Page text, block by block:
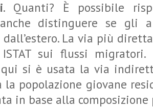
. Quanti? È possibile
distinguere se gli
La via più
sui flussi migratori.
qui si è usata la via
popolazione giovane
in base alla composizione